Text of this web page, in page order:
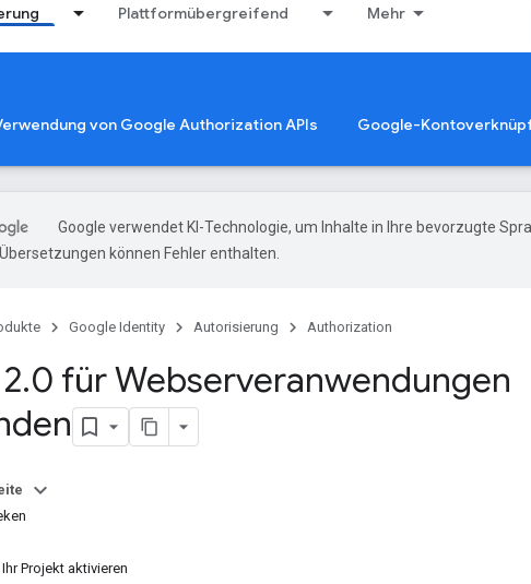
Plattformübergreifend Mehr
von Google Authorization APIs Google-
Google verwendet KI-Technologie, um Inhalte in Ihre bevorzugte
Übersetzungen können Fehler enthalten.
Google Identity Autorisierung Authorization
.0 für Webserveranwendungen
Ihr Projekt aktivieren